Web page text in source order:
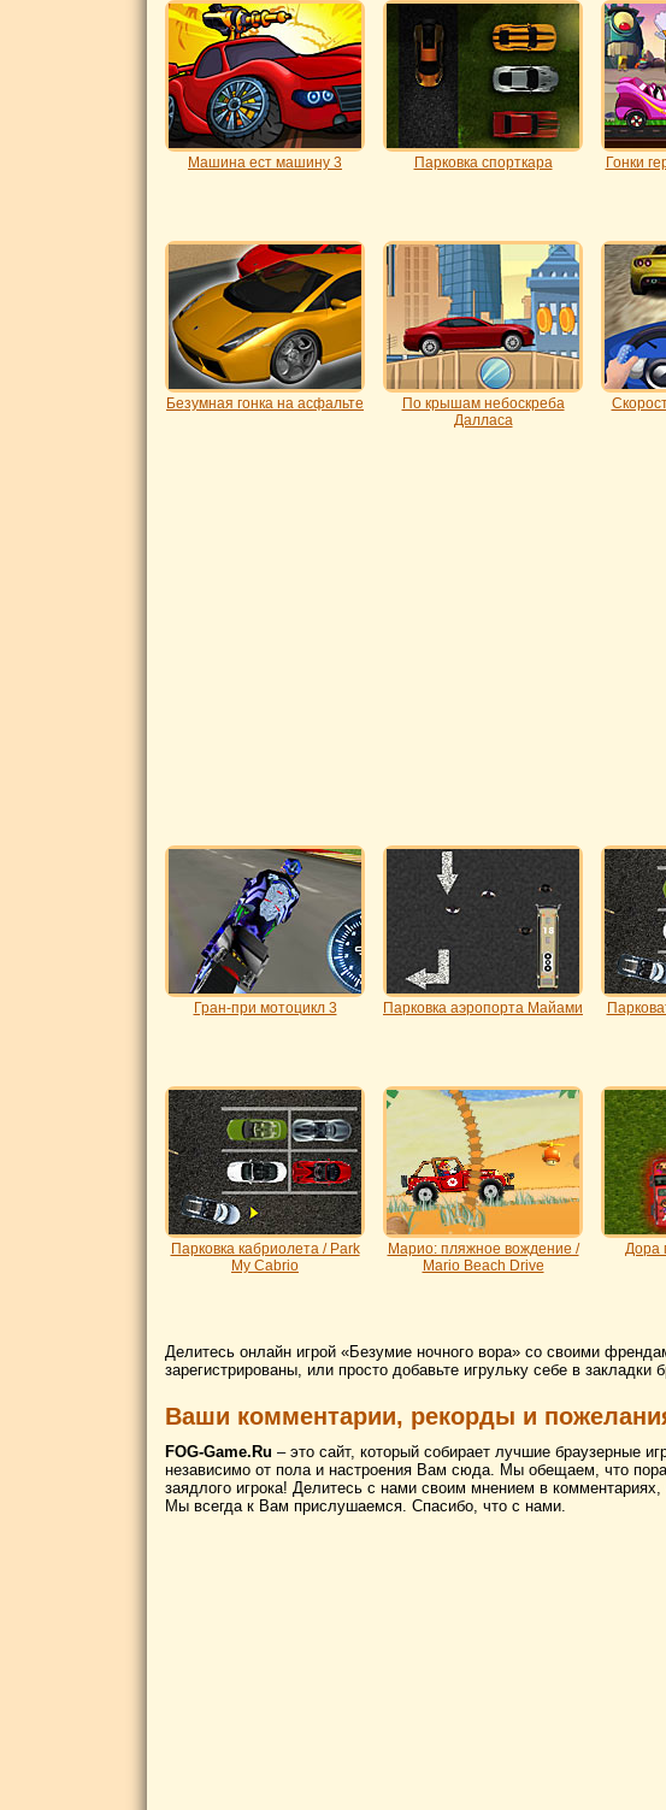
Машина ест машину 3 Парковка спорткара Гонки
Безумная гонка на асфальте
По крышам небоскреба
Далласа
Гран-при мотоцикл 3 Парковка аэропорта Майами
Парковка кабриолета / Park
My Cabrio
Марио: пляжное вождение /
Mario Beach Drive
Дора
Делитесь онлайн игрой «Безумие ночного вора» со своими
зарегистрированы, или просто добавьте игрульку себе в закладки
Ваши комментарии, рекорды и
FOG-Game.Ru – это сайт, который собирает лучшие браузерные
независимо от пола и настроения Вам сюда. Мы обещаем, что
заядлого игрока! Делитесь с нами своим мнением в
Мы всегда к Вам прислушаемся. Спасибо, что с нами.